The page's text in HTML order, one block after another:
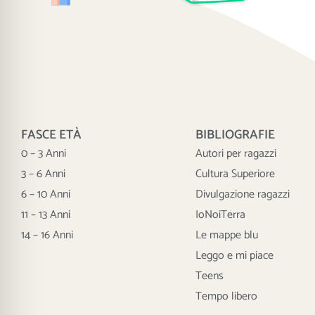
FASCE ETÀ
0 – 3 Anni
3 – 6 Anni
6 – 10 Anni
11 – 13 Anni
14 – 16 Anni
BIBLIOGRAFIE
Autori per ragazzi
Cultura Superiore
Divulgazione ragazzi
IoNoiTerra
Le mappe blu
Leggo e mi piace
Teens
Tempo libero